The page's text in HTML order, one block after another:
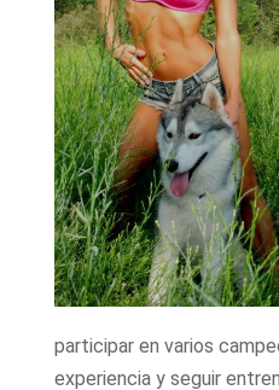
participar en varios
experiencia y seguir